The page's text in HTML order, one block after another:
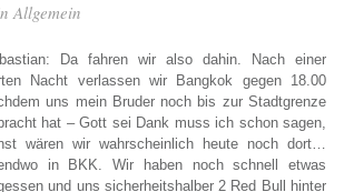
Allgemein
Da fahren wir also dahin. Nach einer
Nacht verlassen wir Bangkok gegen 18.00
uns mein Bruder noch bis zur Stadtgrenze
hat – Gott sei Dank muss ich schon sagen,
wären wir wahrscheinlich heute noch dort…
in BKK. Wir haben noch schnell etwas
und uns sicherheitshalber 2 Red Bull hinter